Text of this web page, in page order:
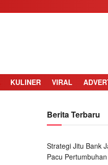
KULINER VIRAL
Berita Terbaru
Strategi Jitu Bank
Pacu